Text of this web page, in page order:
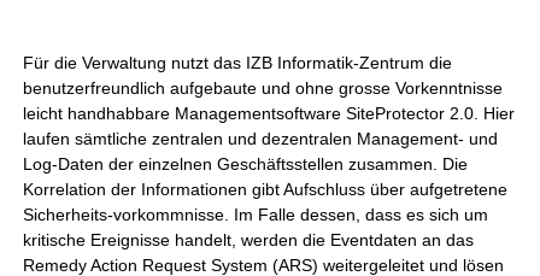
Für die Verwaltung nutzt das IZB Informatik-Zentrum die
benutzerfreundlich aufgebaute und ohne grosse Vorkenntnisse
leicht handhabbare Managementsoftware SiteProtector 2.0. Hier
laufen sämtliche zentralen und dezentralen Management- und
Log-Daten der einzelnen Geschäftsstellen zusammen. Die
Korrelation der Informationen gibt Aufschluss über aufgetretene
Sicherheits-vorkommnisse. Im Falle dessen, dass es sich um
kritische Ereignisse handelt, werden die Eventdaten an das
Remedy Action Request System (ARS) weitergeleitet und lösen